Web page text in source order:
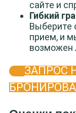
сайте и
Гибкий
Выберите
прием, и
возможен
ЗАПРОС